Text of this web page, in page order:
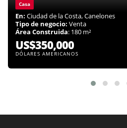
Casa
En: Ciudad de la Costa, Canelones
Tipo de negocio: Venta
Área Construida: 180 m²
US$350,000
DÓLARES AMERICANOS